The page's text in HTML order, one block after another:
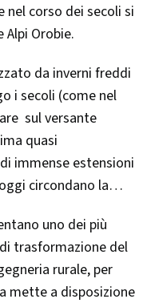
corso dei secoli si
Alpi Orobie.
da inverni freddi
i secoli (come nel
sul versante
quasi
immense estensioni
circondano la
uno dei più
trasformazione del
rurale, per
mette a disposizione